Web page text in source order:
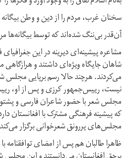
سخنان غرب، مردم را از دین و وطن
آن‌قدر بی‌ننگ شده‌اند که توسط بیگانه‌ها
مشاعره پیشینه‌‌ای دیرینه در این
شاهان جایگاه ویژه‌ای داشتند و
می‌کردند. هرچند حالا رسم برپایی مجلس
نیست، رییس‌جمهور کرزی و پس از او،
مجلس شعر با حضور شاعران فارسی و پشتو
که پیشینه‌ فرهنگی مشترک با افغانستان
مجلس‌های پر‌رونق شعرخوانی برگزار
ظاهرا طالبان هم پس از امضای توافقنامه‌